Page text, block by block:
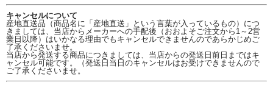
キャンセルについて
産地直送品（商品名に「産地直送」という言葉が入っているもの）につ
きましては、当店からメーカーへの手配後（おおよそご注文から1～2営
業日以降）はいかなる理由でもキャンセルできませんのであらかじめご
了承くださいませ。
当店から発送する商品につきましては、当店からの発送日前日まではキ
ャンセル可能です。（発送日当日のキャンセルはお受けできませんので
ご了承くださいませ。